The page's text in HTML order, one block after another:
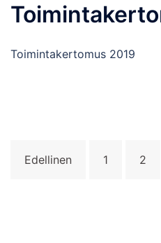
Toimintakertomus 2019
Artikkelien
Edellinen 1 2